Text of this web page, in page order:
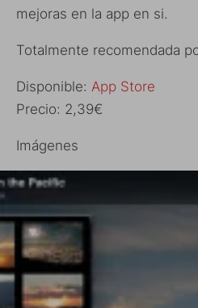
mejoras en la app en si.
Totalmente recomendada
Disponible: App Store
Precio: 2,39€
Imágenes